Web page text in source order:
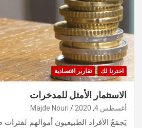
اخترنا لك تقارير اقتصادية
الاستثمار الأمثل للمدخرات
أغسطس 4, 2020 Majde Nouri
يَجمَعُ الأفراد الطبيعيون أموالهم